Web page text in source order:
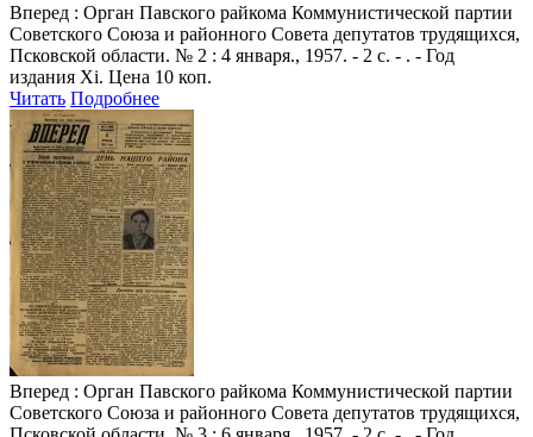
Вперед : Орган Павского райкома Коммунистической партии
Советского Союза и районного Совета депутатов трудящихся,
Псковской области. № 2 : 4 января., 1957. - 2 с. - . - Год
издания Xi. Цена 10 коп.
Читать Подробнее
Вперед : Орган Павского райкома Коммунистической партии
Советского Союза и районного Совета депутатов трудящихся,